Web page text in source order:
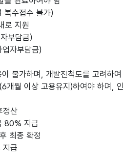
수접수 불가)
로 지원
부담금)
자부담금)
불가하며, 개발진척도를 고려하
월 이상 고용유지)하여야 하며,
정산
80% 지급
최종 확정
급